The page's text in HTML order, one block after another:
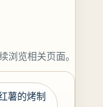
浏览相关页面。
薯的烤制